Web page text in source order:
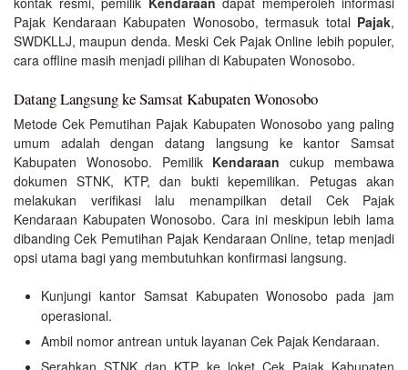
Pajak Kendaraan Kabupaten Wonosobo, termasuk total Pajak,
SWDKLLJ, maupun denda. Meski Cek Pajak Online lebih populer,
cara offline masih menjadi pilihan di Kabupaten Wonosobo.
Datang Langsung ke Samsat Kabupaten Wonosobo
Metode Cek Pemutihan Pajak Kabupaten Wonosobo yang paling
umum adalah dengan datang langsung ke kantor Samsat
Kabupaten Wonosobo. Pemilik Kendaraan cukup membawa
dokumen STNK, KTP, dan bukti kepemilikan. Petugas akan
melakukan verifikasi lalu menampilkan detail Cek Pajak
Kendaraan Kabupaten Wonosobo. Cara ini meskipun lebih lama
dibanding Cek Pemutihan Pajak Kendaraan Online, tetap menjadi
opsi utama bagi yang membutuhkan konfirmasi langsung.
Kunjungi kantor Samsat Kabupaten Wonosobo pada jam
operasional.
Ambil nomor antrean untuk layanan Cek Pajak Kendaraan.